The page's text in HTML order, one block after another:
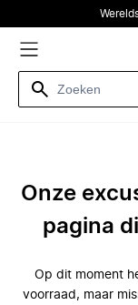
Onze
pagina
Op dit moment
voorraad, maar